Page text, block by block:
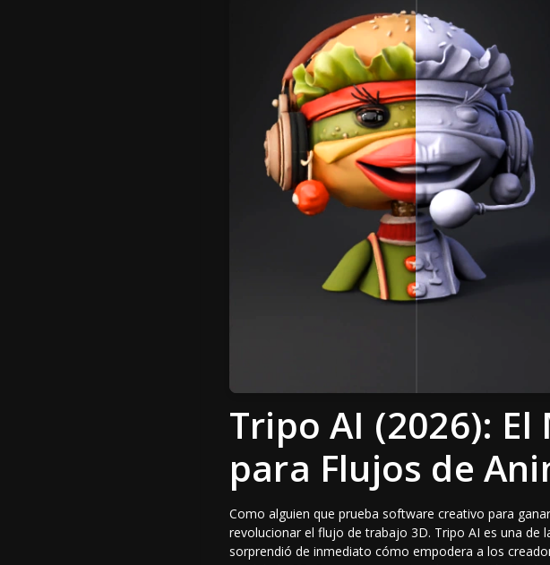
Tripo AI (2026):
para Flujos de
Como alguien que prueba software creativo para
revolucionar el flujo de trabajo 3D. Tripo AI es una de
sorprendió de inmediato cómo empodera a los